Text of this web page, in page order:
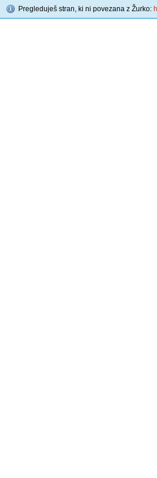
Pregleduješ stran, ki ni povezana z Žurko: